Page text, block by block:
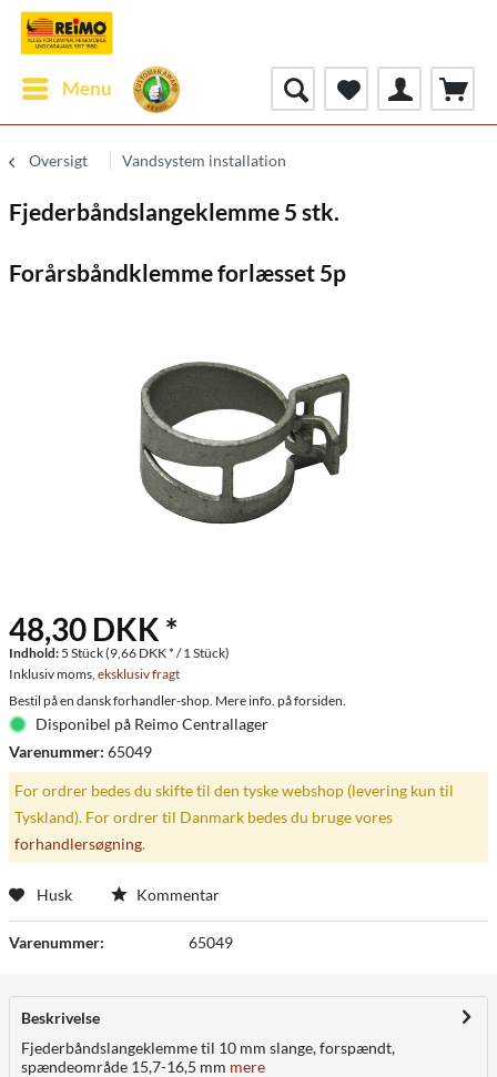
Menu
Oversigt Vandsystem installation
Fjederbåndslangeklemme 5 stk.
Forårsbåndklemme forlæsset 5p
48,30 DKK *
Indhold: 5 Stück (9,66 DKK * / 1 Stück)
Inklusiv moms, eksklusiv fragt
Bestil på en dansk forhandler-shop. Mere info. på forsiden.
Disponibel på Reimo Centrallager
Varenummer: 65049
For ordrer bedes du skifte til den tyske webshop (levering kun til
Tyskland). For ordrer til Danmark bedes du bruge vores
forhandlersøgning.
Husk Kommentar
Varenummer: 65049
Beskrivelse
Fjederbåndslangeklemme til 10 mm slange, forspændt,
spændeområde 15,7-16,5 mm mere